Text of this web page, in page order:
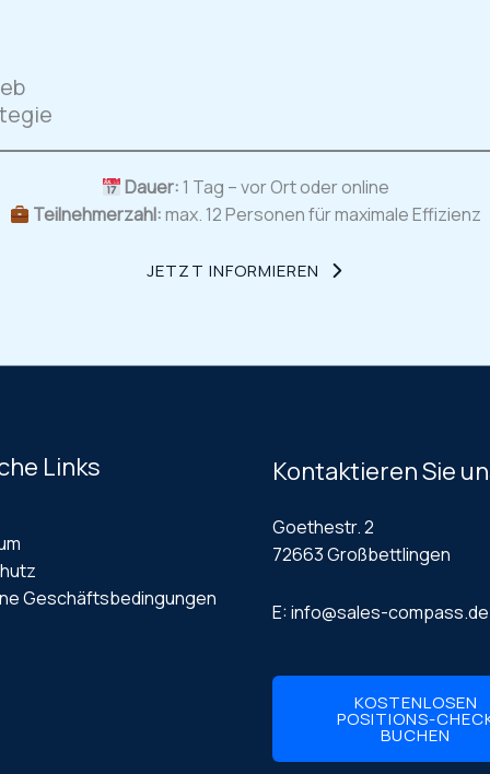
Dauer: 1 Tag – vor Ort oder online
Teilnehmerzahl:max. 12 Personen für maximale Effizienz
JETZT INFORMIEREN
Links
Geschäftsbedingungen
Kontaktieren Sie
Goethestr. 2
72663 Großbettlingen
E: info@sales-compass.de
KOSTENLOSEN
POSITIONS-
BUCHEN